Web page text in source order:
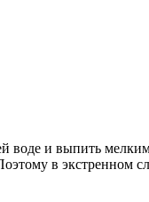
воде и выпить
в экстренном